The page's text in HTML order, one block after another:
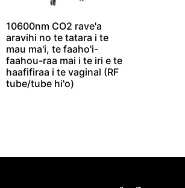
10600nm CO2 rave'a
aravihi no te tatara i te
mau ma'i, te faaho'i-
faahou-raa mai i te iri e te
haafifiraa i te vaginal (RF
tube/tube hi'o)